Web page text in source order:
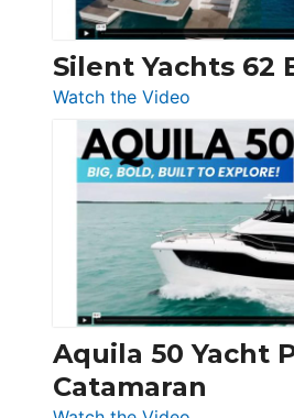
Silent Yachts 62
Watch the Video
Silent
Yachts
62
Electronic
Aquila 50 Yacht
Catamaran